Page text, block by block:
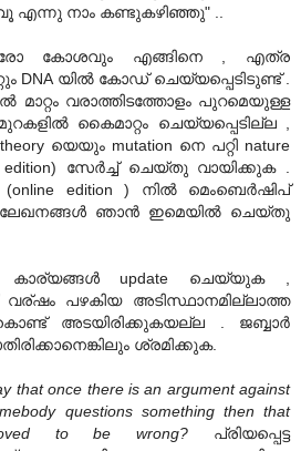
എന്നു നാം കണ്ടുകഴിഞ്ഞു" ..
കോശവും എങ്ങിനെ , എത്ര
DNA യില്‍ കോഡ് ചെയ്യപ്പെടിടുണ്ട് .
മാറ്റം വരാത്തിടത്തോളം പുറമെയുള്ള
കൈമാറ്റം ചെയ്യപ്പെടില്ല ,
theory യെയും mutation നെ പറ്റി nature
edition) സേര്‍ച്ച്‌ ചെയ്തു വായിക്കുക .
(online edition ) നില്‍ മെംബെര്‍ഷിപ്‌
ഞാന്‍ ഇമെയില്‍ ചെയ്തു
കാര്യങ്ങള്‍ update ചെയ്യുക ,
പഴകിയ അടിസ്ഥാനമില്ലാത്ത
അടയിരിക്കുകയല്ല . ജബ്ബാര്‍
ശ്രമിക്കുക.
that once there is an argument against
questions something then that
to be wrong? പ്രിയപ്പെട്ട